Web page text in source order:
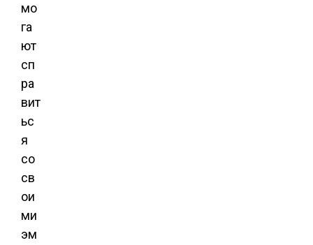
мо
га
ют
сп
ра
вит
ьс
я
со
св
ои
ми
эм